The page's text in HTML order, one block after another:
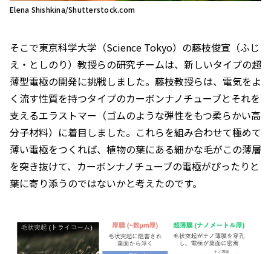
Elena Shishkina/Shutterstock.com
そこで東京科学大学（Science Tokyo）の藤枝俊宣（ふじ
え・としのり）教授らの研究チームは、新しいタイプの超
薄型電極の開発に挑戦しました。藤枝教授らは、電気をよ
く流す性質を持つタイプのカーボンナノチューブとそれを
支えるエラストマー（ゴムのような弾性をもつ柔らかい高
分子材料）に着目しました。これらを組み合わせて極めて
薄い電極をつくれば、植物の葉にある細かな毛がこの薄層
を突き抜けて、カーボンナノチューブの電極がぴったりと
葉に寄り添うのではないかと考えたのです。